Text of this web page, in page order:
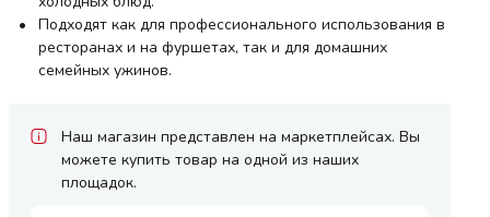
Подходят как для профессионального использования в
ресторанах и на фуршетах, так и для домашних
семейных ужинов.
Наш магазин представлен на маркетплейсах. Вы
можете купить товар на одной из наших
площадок.